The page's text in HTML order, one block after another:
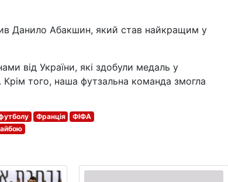
Данило Абакшин, який став найкращим у
від України, які здобули медаль у
Крім того, наша футзальна команда змогла
Франція
ФІФА